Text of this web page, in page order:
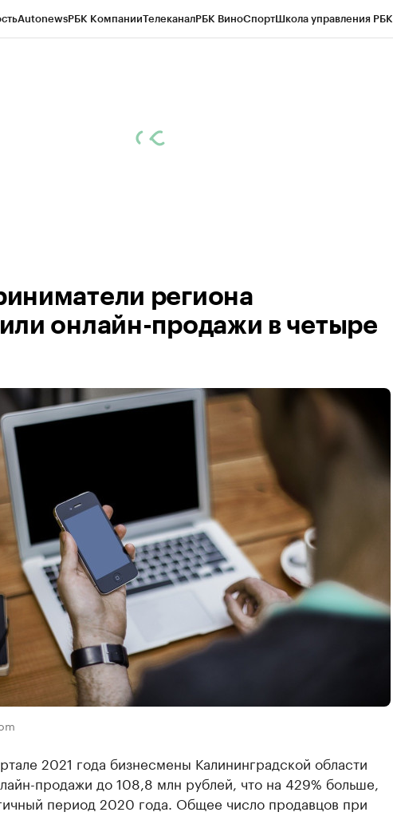
AutonewsРБК КомпанииТелеканалРБК ВиноСпортШкола управления РБК
региона
онлайн-продажи в четыре
2021 года бизнесмены Калининградской области
продажи до 108,8 млн рублей, что на 429% больше,
период 2020 года. Общее число продавцов при